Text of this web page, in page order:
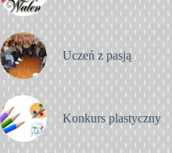
Uczeń z pasją
Konkurs plastyczny